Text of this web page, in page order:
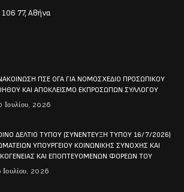
77, Αθήνα
ΠΣΕ ΟΓΑ ΓΙΑ ΝΟΜΟΣΧΕΔΙΟ ΠΡΟΣΩΠΙΚΟΥ
ΚΑΙ ΑΠΟΚΛΕΙΣΜΟ ΕΚΠΡΟΣΩΠΩΝ ΣΥΛΛΟΓΟΥ
Ιουλίου, 2026
ΔΕΛΤΙΟ ΤΥΠΟΥ (ΣΥΝΕΝΤΕΥΞΗ ΤΥΠΟΥ 16/7/2026)
ΥΠΟΥΡΓΕΙΟΥ ΚΟΙΝΩΝΙΚΗΣ ΣΥΝΟΧΗΣ ΚΑΙ
ΚΑΙ ΕΠΟΠΤΕΥΟΜΕΝΩΝ ΦΟΡΕΩΝ ΤΟΥ
Ιουλίου, 2026